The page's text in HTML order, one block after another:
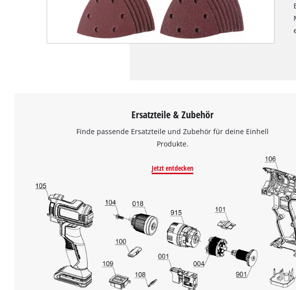
Wir
This
to
visitor.
the site
to
Ersatzteile & Zubehör
Finde passende Ersatzteile und Zubehör für deine Einhell
Produkte.
Jetzt entdecken